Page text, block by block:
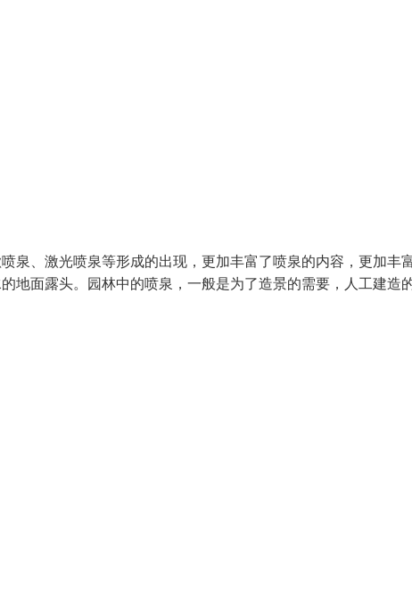
泉、激光喷泉等形成的出现，更加丰富了喷泉的内容，更加丰
地面露头。园林中的喷泉，一般是为了造景的需要，人工建造